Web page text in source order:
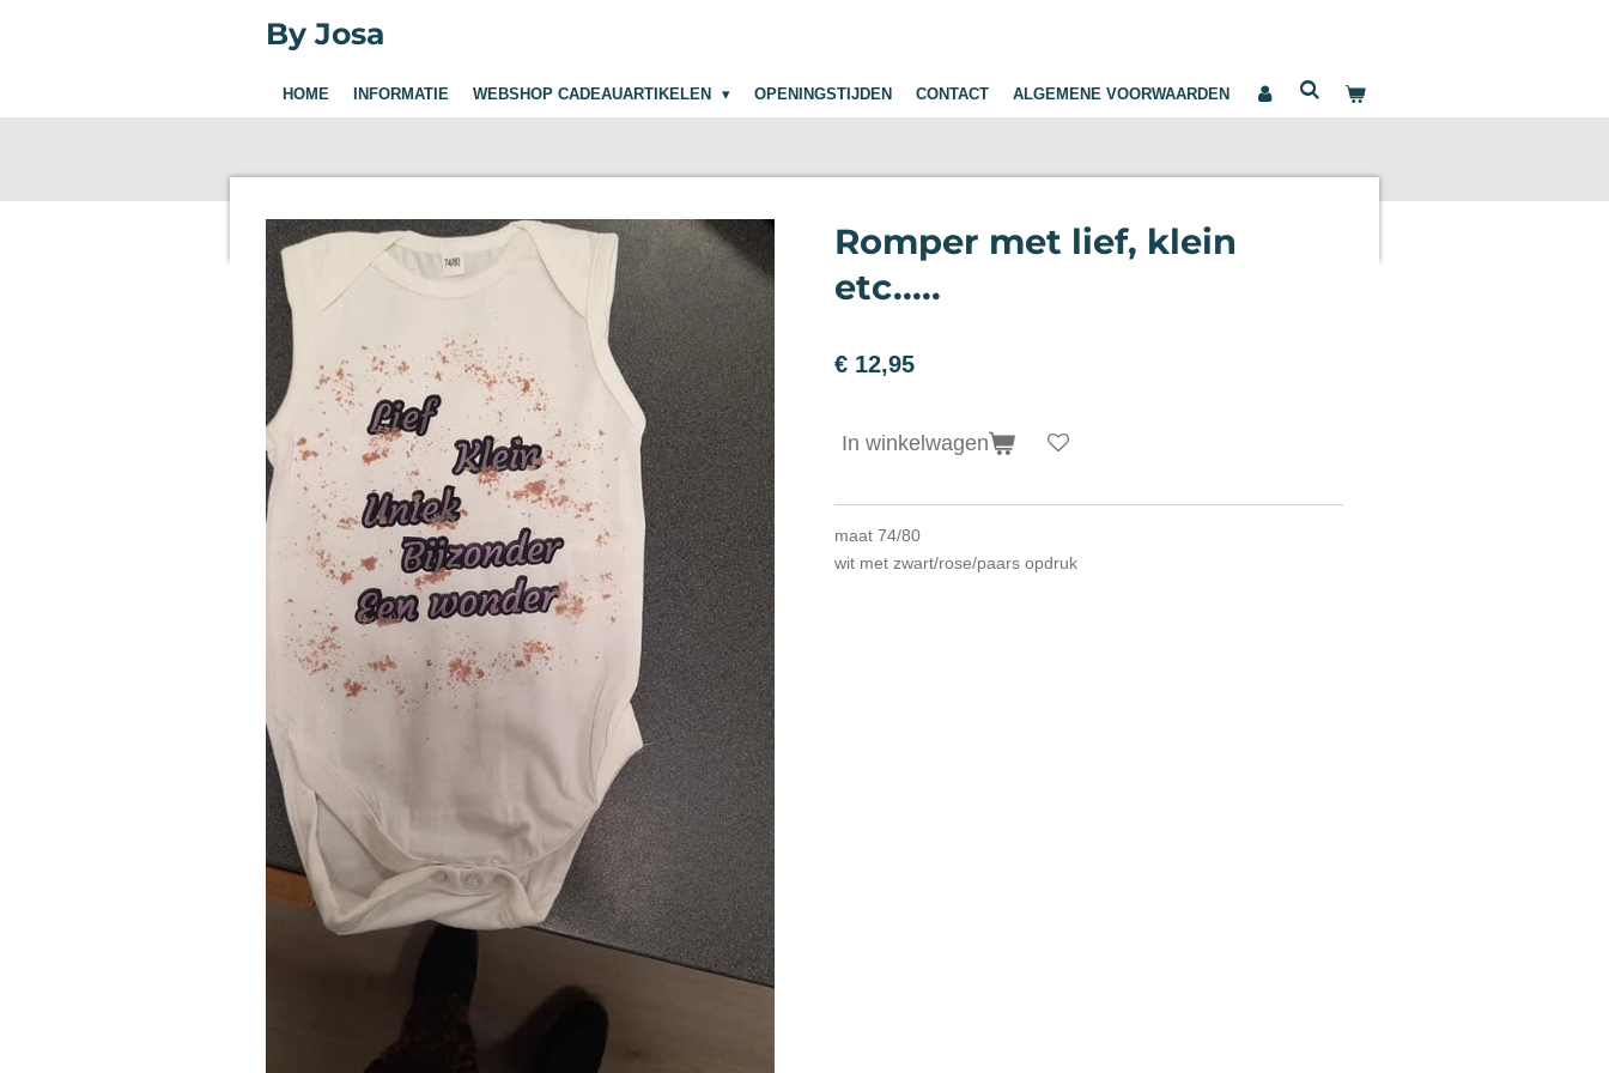
By Josa
HOME INFORMATIE WEBSHOP CADEAUARTIKELEN OPENINGSTIJDEN CONTACT ALGEMENE VOORWAARDEN
Romper met lief, klein
etc.....
€ 12,95
In winkelwagen
maat 74/80
wit met zwart/rose/paars opdruk